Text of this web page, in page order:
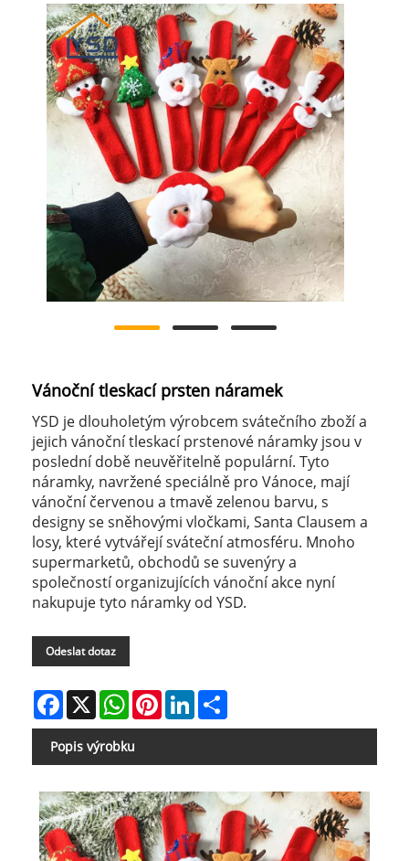
Vánoční tleskací prsten náramek
YSD je dlouholetým výrobcem svátečního zboží a
jejich vánoční tleskací prstenové náramky jsou v
poslední době neuvěřitelně populární. Tyto
náramky, navržené speciálně pro Vánoce, mají
vánoční červenou a tmavě zelenou barvu, s
designy se sněhovými vločkami, Santa Clausem a
losy, které vytvářejí sváteční atmosféru. Mnoho
supermarketů, obchodů se suvenýry a
společností organizujících vánoční akce nyní
nakupuje tyto náramky od YSD.
Odeslat dotaz
Facebook
X WhatsAppPinterestLinkedIn
Popis výrobku